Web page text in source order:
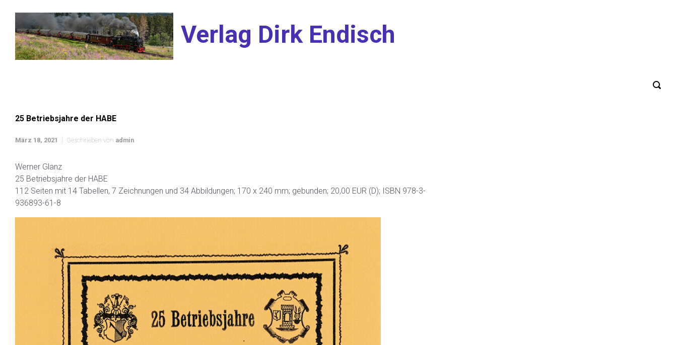
Zum Hauptinhalt springen
Verlag Dirk Endisch
25 Betriebsjahre der HABE
März 18, 2021 Geschrieben von admin
Werner Glanz
25 Betriebsjahre der HABE
112 Seiten mit 14 Tabellen, 7 Zeichnungen und 34 Abbildungen; 170 x 240 mm; gebunden; 20,00 EUR (D); ISBN 978-3-
936893-61-8